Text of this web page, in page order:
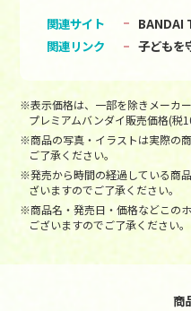
関連サイト
BANDAI
関連リンク
子どもを
※表示価格は、一部を除きメーカ
プレミアムバンダイ販売価格(税
※商品の写真・イラストは実際の
ご了承ください。
※発売から時間の経過している商
ざいますのでご了承ください。
※商品名・発売日・価格などこの
ございますのでご了承ください。
商